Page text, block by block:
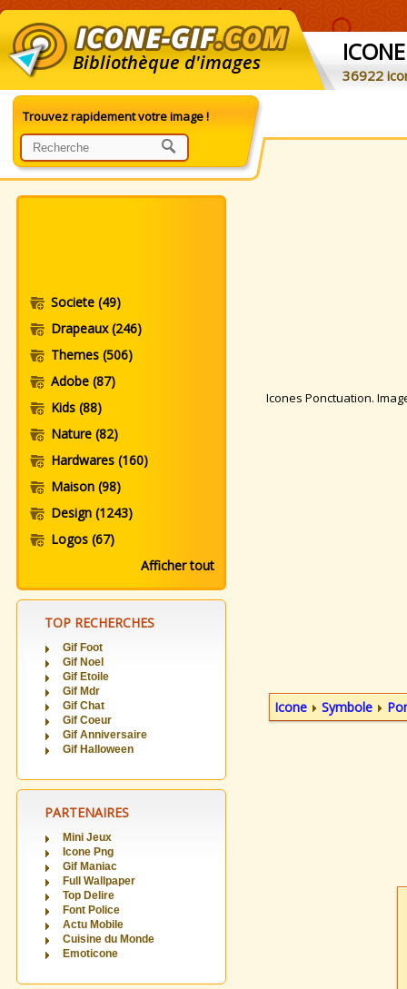
Bibliothèque d'images ICONE
36922
Trouvez rapidement votre image !
Societe (49)
Drapeaux(246)
Themes (506)
Adobe (87)
Kids (88)
Nature (82)
Hardwares (160)
Maison (98)
Design (1243)
Logos (67)
Afficher tout
TOP RECHERCHES
Gif Foot
Gif Noel
Gif Etoile
Gif Mdr
Gif Chat
Gif Coeur
Gif Anniversaire
Gif Halloween
PARTENAIRES
Mini Jeux
Icone Png
Gif Maniac
Full Wallpaper
Top Delire
Font Police
Actu Mobile
Cuisine du Monde
Emoticone
Icones Ponctuation.
Icone Symbole